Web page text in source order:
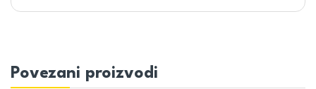
Povezani proizvodi